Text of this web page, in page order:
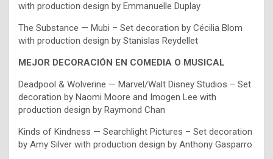
with production design by Emmanuelle Duplay
The Substance — Mubi – Set decoration by Cécilia Blom
with production design by Stanislas Reydellet
MEJOR DECORACIÓN EN COMEDIA O MUSICAL
Deadpool & Wolverine — Marvel/Walt Disney Studios – Set
decoration by Naomi Moore and Imogen Lee with
production design by Raymond Chan
Kinds of Kindness — Searchlight Pictures – Set decoration
by Amy Silver with production design by Anthony Gasparro